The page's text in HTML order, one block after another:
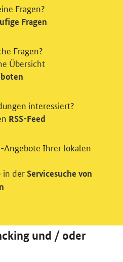
und / oder
Fragen?
Fragen
Fragen?
Übersicht
interessiert?
RSS-Feed
Angebote Ihrer lokalen
in der Servicesuche von